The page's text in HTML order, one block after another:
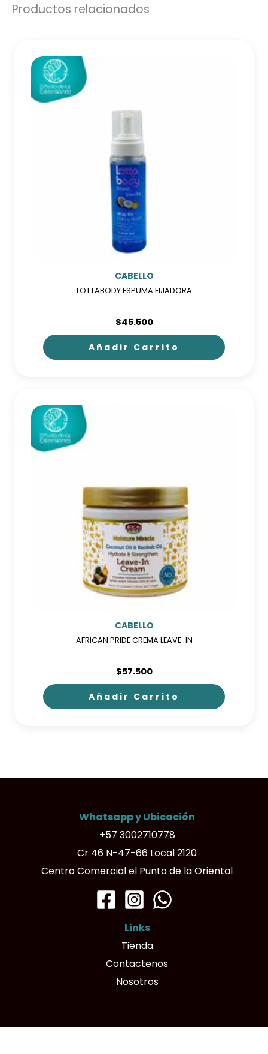
Productos relacionados
CABELLO
LOTTABODY ESPUMA FIJADORA
$45.500
Añadir Carrito
CABELLO
AFRICAN PRIDE CREMA LEAVE-IN
$57.500
Añadir Carrito
Whatsapp y Ubicación
+57 3002710778
Cr 46 N-47-66 Local 2120
Centro Comercial el Punto de la Oriental
Links
Tienda
Contactenos
Nosotros